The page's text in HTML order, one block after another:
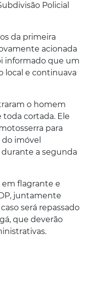
Policial
da primeira
acionada
informado que um
local e continuava
o homem
cortada. Ele
para
imóvel
a segunda
flagrante e
juntamente
será repassado
que deverão